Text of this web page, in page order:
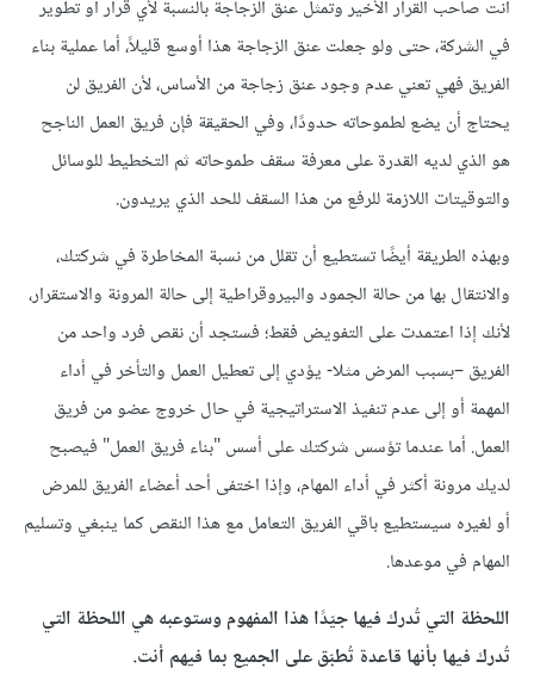
أنت صاحب القرار الأخير وتمثل عنق الزجاجة بالنسبة لأي قرار أو تطوير
في الشركة، حتى ولو جعلت عنق الزجاجة هذا أوسع قليلاً، أما عملية بناء
الفريق فهي تعني عدم وجود عنق زجاجة من الأساس، لأن الفريق لن
يحتاج أن يضع لطموحاته حدودًا، وفي الحقيقة فإن فريق العمل الناجح
هو الذي لديه القدرة على معرفة سقف طموحاته ثم التخطيط للوسائل
والتوقيتات اللازمة للرفع من هذا السقف للحد الذي يريدون.
وبهذه الطريقة أيضًا تستطيع أن تقلل من نسبة المخاطرة في شركتك،
والانتقال بها من حالة الجمود والبيروقراطية إلى حالة المرونة والاستقرار،
لأنك إذا اعتمدت على التفويض فقط؛ فستجد أن نقص فرد واحد من
الفريق –بسبب المرض مثلا- يؤدي إلى تعطيل العمل والتأخر في أداء
المهمة أو إلى عدم تنفيذ الاستراتيجية في حال خروج عضو من فريق
العمل. أما عندما تؤسس شركتك على أسس "بناء فريق العمل" فيصبح
لديك مرونة أكثر في أداء المهام، وإذا اختفى أحد أعضاء الفريق للمرض
أو لغيره سيستطيع باقي الفريق التعامل مع هذا النقص كما ينبغي وتسليم
المهام في موعدها.
اللحظة التي تُدرك فيها جيّدًا هذا المفهوم وستوعبه هي اللحظة التي
تُدرك فيها بأنها قاعدة تُطبّق على الجميع بما فيهم أنت.